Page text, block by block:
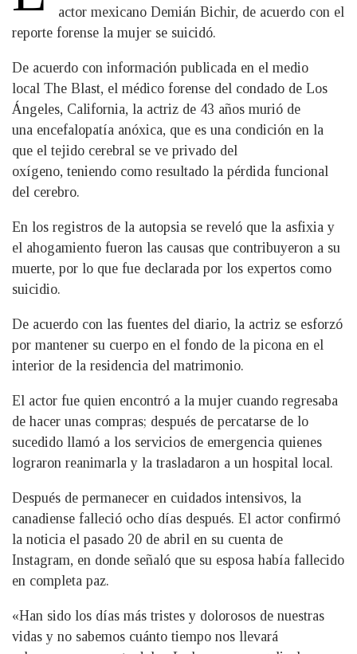
actor mexicano Demián Bichir, de acuerdo con el
reporte forense la mujer se suicidó.
De acuerdo con información publicada en el medio
local The Blast, el médico forense del condado de Los
Ángeles, California, la actriz de 43 años murió de
una encefalopatía anóxica, que es una condición en la
que el tejido cerebral se ve privado del
oxígeno, teniendo como resultado la pérdida funcional
del cerebro.
En los registros de la autopsia se reveló que la asfixia y
el ahogamiento fueron las causas que contribuyeron a su
muerte, por lo que fue declarada por los expertos como
suicidio.
De acuerdo con las fuentes del diario, la actriz se esforzó
por mantener su cuerpo en el fondo de la picona en el
interior de la residencia del matrimonio.
El actor fue quien encontró a la mujer cuando regresaba
de hacer unas compras; después de percatarse de lo
sucedido llamó a los servicios de emergencia quienes
lograron reanimarla y la trasladaron a un hospital local.
Después de permanecer en cuidados intensivos, la
canadiense falleció ocho días después. El actor confirmó
la noticia el pasado 20 de abril en su cuenta de
Instagram, en donde señaló que su esposa había fallecido
en completa paz.
«Han sido los días más tristes y dolorosos de nuestras
vidas y no sabemos cuánto tiempo nos llevará